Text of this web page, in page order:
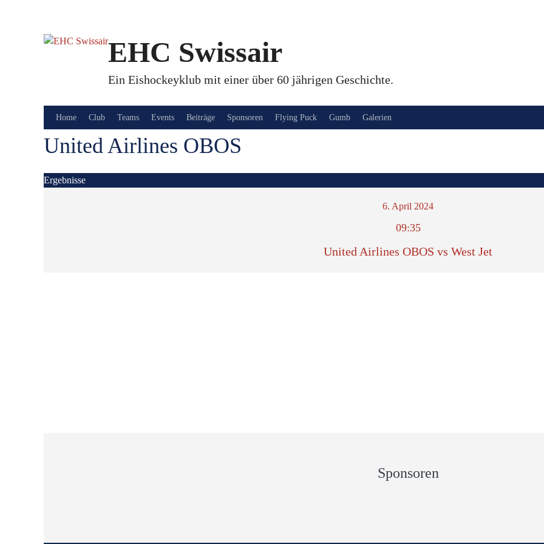
EHC Swissair
Ein Eishockeyklub mit einer über 60 jährigen Geschichte.
Home Club Teams Events Beiträge Sponsoren Flying Puck Gumb Galerien
United Airlines OBOS
Ergebnisse
6. April 2024
09:35
United Airlines OBOS vs West Jet
Sponsoren